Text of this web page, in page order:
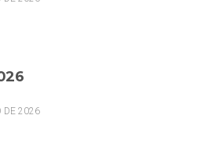
DE 2026